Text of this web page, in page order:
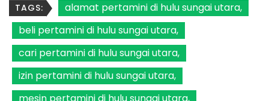
TAGS:
alamat pertamini di hulu sungai utara
beli pertamini di hulu sungai utara
cari pertamini di hulu sungai utara
izin pertamini di hulu sungai utara